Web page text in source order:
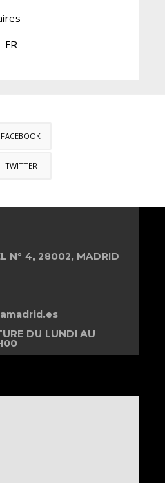
FR
FACEBOOK
TWITTER
Nº 4, 28002, MADRID
DU LUNDI AU